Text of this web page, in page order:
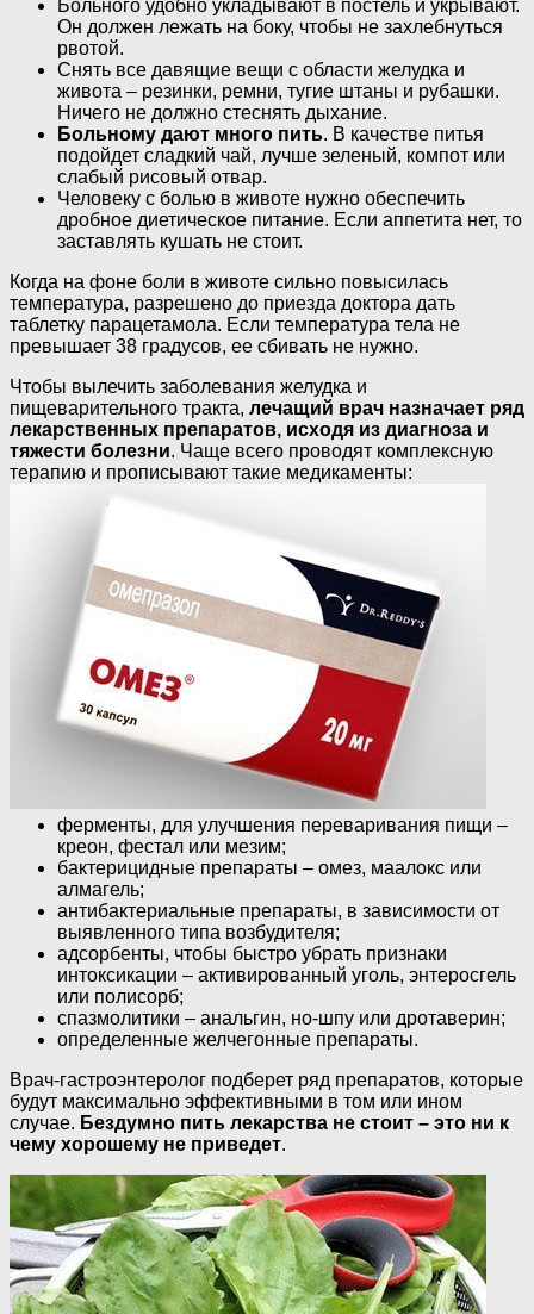
Больного удобно укладывают в постель и укрывают.
Он должен лежать на боку, чтобы не захлебнуться
рвотой.
Снять все давящие вещи с области желудка и
живота – резинки, ремни, тугие штаны и рубашки.
Ничего не должно стеснять дыхание.
Больному дают много пить. В качестве питья
подойдет сладкий чай, лучше зеленый, компот или
слабый рисовый отвар.
Человеку с болью в животе нужно обеспечить
дробное диетическое питание. Если аппетита нет, то
заставлять кушать не стоит.
Когда на фоне боли в животе сильно повысилась
температура, разрешено до приезда доктора дать
таблетку парацетамола. Если температура тела не
превышает 38 градусов, ее сбивать не нужно.
Чтобы вылечить заболевания желудка и
пищеварительного тракта, лечащий врач назначает ряд
лекарственных препаратов, исходя из диагноза и
тяжести болезни. Чаще всего проводят комплексную
терапию и прописывают такие медикаменты:
ферменты, для улучшения переваривания пищи –
креон, фестал или мезим;
бактерицидные препараты – омез, маалокс или
алмагель;
антибактериальные препараты, в зависимости от
выявленного типа возбудителя;
адсорбенты, чтобы быстро убрать признаки
интоксикации – активированный уголь, энтеросгель
или полисорб;
спазмолитики – анальгин, но-шпу или дротаверин;
определенные желчегонные препараты.
Врач-гастроэнтеролог подберет ряд препаратов, которые
будут максимально эффективными в том или ином
случае. Бездумно пить лекарства не стоит – это ни к
чему хорошему не приведет.